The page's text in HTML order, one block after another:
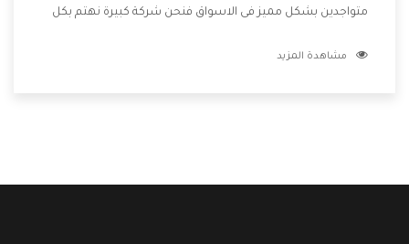
متواجدين بشكل مميز فى الاسواق فنحن شركة كبيرة نهتم بكل
الشركة بها والتى تكون منها خدمة الصيانة التى تكون من أهم
مشاهدة المزيد